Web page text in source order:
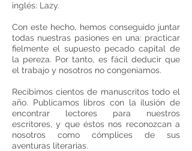
inglés: Lazy.
Con este hecho, hemos conseguido juntar
todas nuestras pasiones en una: practicar
fielmente el supuesto pecado capital de
la pereza. Por tanto, es fácil deducir que
el trabajo y nosotros no congeniamos.
Recibimos cientos de manuscritos todo el
año. Publicamos libros con la ilusión de
encontrar lectores para nuestros
escritores, y que éstos nos reconozcan a
nosotros como cómplices de sus
aventuras literarias.